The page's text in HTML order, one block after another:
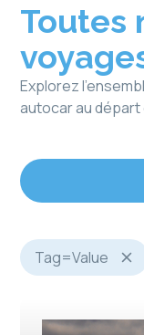
Toutes
Explorez
autocar au départ
Tag=Value